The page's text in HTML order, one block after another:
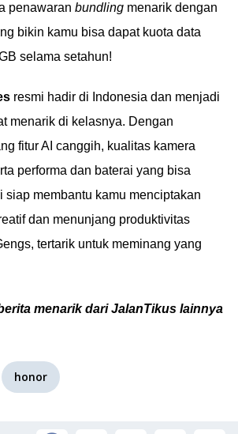
penawaran bundling menarik dengan
bikin kamu bisa dapat kuota data
selama setahun!
resmi hadir di Indonesia dan menjadi
menarik di kelasnya. Dengan
fitur AI canggih, kualitas kamera
performa dan baterai yang bisa
siap membantu kamu menciptakan
dan menunjang produktivitas
tertarik untuk meminang yang
menarik dari JalanTikus lainnya
honor